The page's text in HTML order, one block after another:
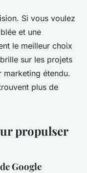
Si vous voulez
et une
le meilleur choix
sur les projets
étendu.
plus de
propulser
Google